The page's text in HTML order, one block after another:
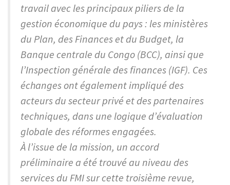
travail avec les principaux piliers de la
gestion économique du pays : les ministères
du Plan, des Finances et du Budget, la
Banque centrale du Congo (BCC), ainsi que
l’Inspection générale des finances (IGF). Ces
échanges ont également impliqué des
acteurs du secteur privé et des partenaires
techniques, dans une logique d’évaluation
globale des réformes engagées.
À l’issue de la mission, un accord
préliminaire a été trouvé au niveau des
services du FMI sur cette troisième revue,